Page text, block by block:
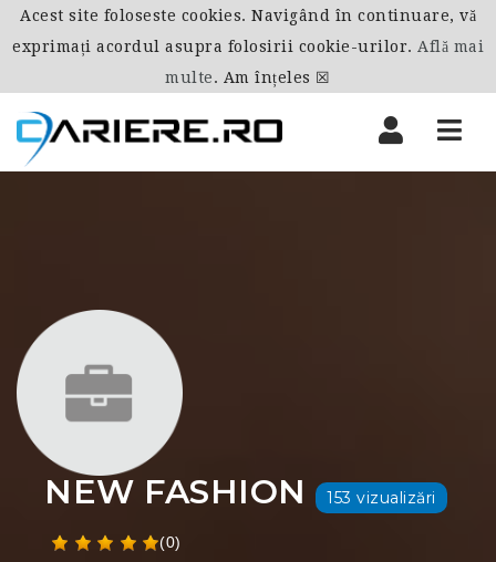
NEW FASHION 153 vizualizări
(0)
Acest site foloseste cookies. Navigând în continuare, vă
exprimați acordul asupra folosirii cookie-urilor. Află mai
multe. Am înțeles ☒